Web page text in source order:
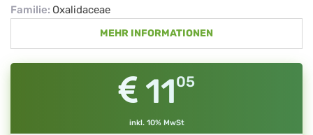
Familie: Oxalidaceae
MEHR INFORMATIONEN
1105
inkl. 10% MwSt